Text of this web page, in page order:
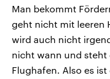
Man bekommt
geht nicht mit leeren
wird auch nicht
nicht wann und steht
Flughafen. Also es